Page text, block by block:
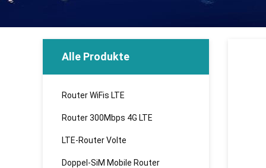
Alle Produkte
Router WiFis LTE
Router 300Mbps 4G LTE
LTE-Router Volte
Doppel-SiM Mobile Router